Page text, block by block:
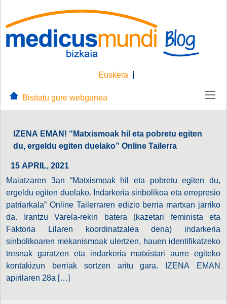
Euskera
Bisitatu gure webgunea
IZENA EMAN! “Matxismoak hil eta pobretu egiten
du, ergeldu egiten duelako” Online Tailerra
15 APRIL, 2021
Maiatzaren 3an “Matxismoak hil eta pobretu egiten du,
ergeldu egiten duelako. Indarkeria sinbolikoa eta errepresio
patriarkala” Online Tailerraren edizio berria martxan jarriko
da. Irantzu Varela-rekin batera (kazetari feminista eta
Faktoria Lilaren koordinatzalea dena) indarkeria
sinbolikoaren mekanismoak ulertzen, hauen identifikatzeko
tresnak garatzen eta indarkeria matxistari aurre egiteko
kontakizun berriak sortzen aritu gara. IZENA EMAN
apirilaren 28a […]